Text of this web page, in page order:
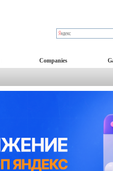
Companies